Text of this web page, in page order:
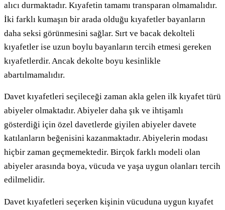
alıcı durmaktadır. Kıyafetin tamamı transparan olmamalıdır.
İki farklı kumaşın bir arada olduğu kıyafetler bayanların
daha seksi görünmesini sağlar. Sırt ve bacak dekolteli
kıyafetler ise uzun boylu bayanların tercih etmesi gereken
kıyafetlerdir. Ancak dekolte boyu kesinlikle
abartılmamalıdır.
Davet kıyafetleri seçileceği zaman akla gelen ilk kıyafet türü
abiyeler olmaktadır. Abiyeler daha şık ve ihtişamlı
gösterdiği için özel davetlerde giyilen abiyeler davete
katılanların beğenisini kazanmaktadır. Abiyelerin modası
hiçbir zaman geçmemektedir. Birçok farklı modeli olan
abiyeler arasında boya, vücuda ve yaşa uygun olanları tercih
edilmelidir.
Davet kıyafetleri seçerken kişinin vücuduna uygun kıyafet